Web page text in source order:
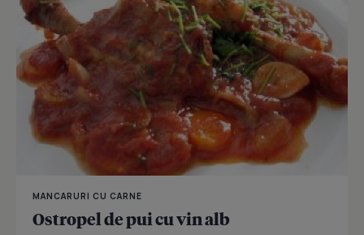
MANCARURI CU CARNE
Ostropel de pui cu vin alb